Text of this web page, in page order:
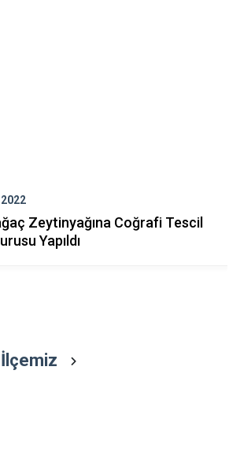
Zeytinyağına Coğrafi Tescil
Yapıldı
İlçemiz